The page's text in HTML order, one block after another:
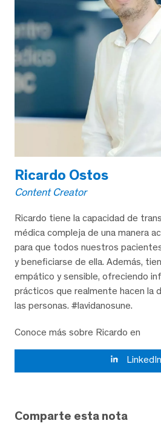
Ricardo Ostos
Content Creator
Ricardo tiene la capacidad de
médica compleja de una manera
para que todos nuestros
y beneficiarse de ella. Además,
empático y sensible, ofreciendo
prácticos que realmente hacen la
las personas. #lavidanosune.
Conoce más sobre Ricardo en
LinkedIn
Comparte esta nota